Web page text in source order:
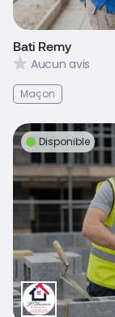
Bati Remy
Aucun avis
Maçon
Disponible